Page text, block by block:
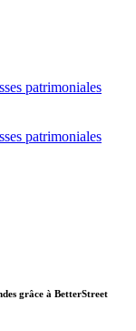
patrimoniales
patrimoniales
grâce à BetterStreet